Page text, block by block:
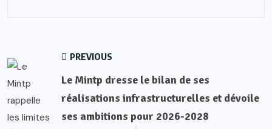
PREVIOUS
Le Mintp dresse le bilan de ses
réalisations infrastructurelles et dévoile
ses ambitions pour 2026-2028